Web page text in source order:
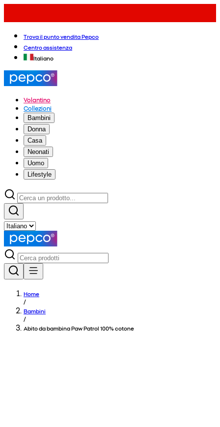
Trova il punto vendita Pepco
Centro assistenza
Italiano
Volantino
Collezioni
Bambini
Donna
Casa
Neonati
Uomo
Lifestyle
Home
/
Bambini
/
Abito da bambina Paw Patrol 100% cotone